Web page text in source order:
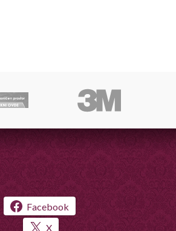
Facebook
X